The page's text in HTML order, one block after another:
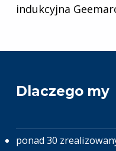
indukcyjna
Dlaczego my
ponad 30